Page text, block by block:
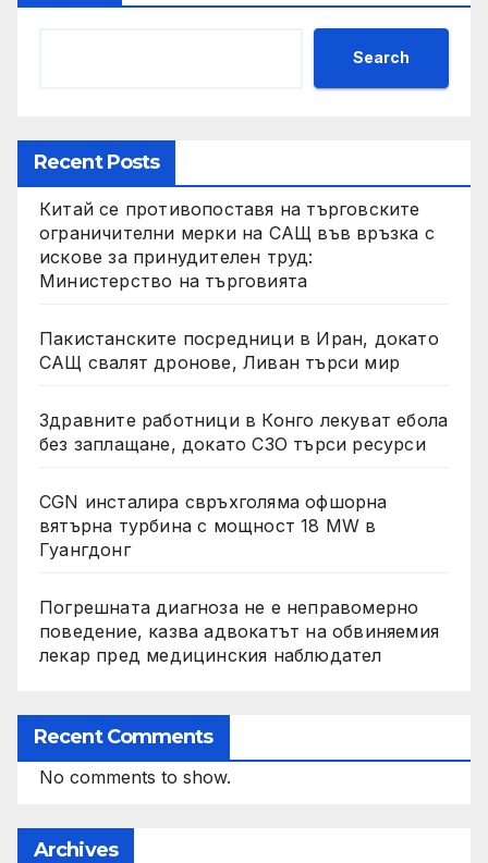
Search
Recent Posts
Китай се противопоставя на търговските
ограничителни мерки на САЩ във връзка с
искове за принудителен труд:
Министерство на търговията
Пакистанските посредници в Иран, докато
САЩ свалят дронове, Ливан търси мир
Здравните работници в Конго лекуват ебола
без заплащане, докато СЗО търси ресурси
CGN инсталира свръхголяма офшорна
вятърна турбина с мощност 18 MW в
Гуангдонг
Погрешната диагноза не е неправомерно
поведение, казва адвокатът на обвиняемия
лекар пред медицинския наблюдател
Recent Comments
No comments to show.
Archives